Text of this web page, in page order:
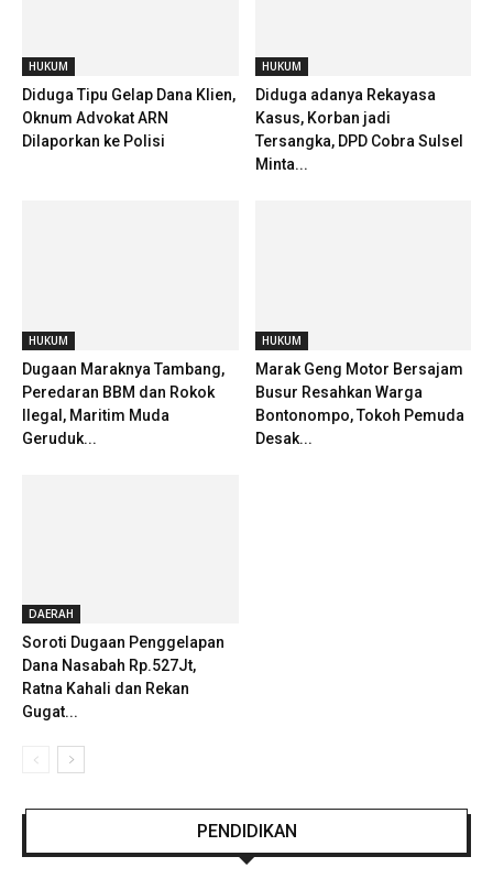
HUKUM
Diduga Tipu Gelap Dana Klien,
Oknum Advokat ARN
Dilaporkan ke Polisi
HUKUM
Diduga adanya Rekayasa
Kasus, Korban jadi
Tersangka, DPD Cobra Sulsel
Minta...
HUKUM
Dugaan Maraknya Tambang,
Peredaran BBM dan Rokok
Ilegal, Maritim Muda
Geruduk...
HUKUM
Marak Geng Motor Bersajam
Busur Resahkan Warga
Bontonompo, Tokoh Pemuda
Desak...
DAERAH
Soroti Dugaan Penggelapan
Dana Nasabah Rp.527Jt,
Ratna Kahali dan Rekan
Gugat...
PENDIDIKAN